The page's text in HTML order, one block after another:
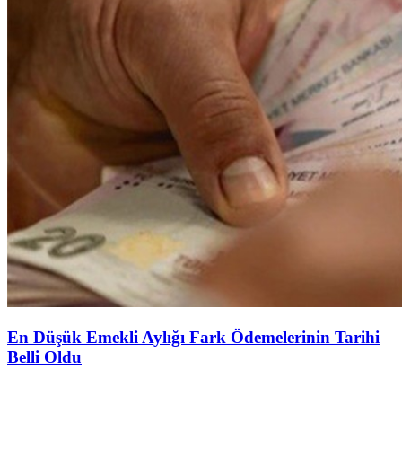
En Düşük Emekli Aylığı Fark Ödemelerinin Tarihi
Belli Oldu